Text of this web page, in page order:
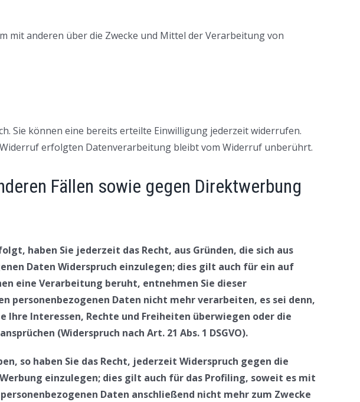
mit anderen über die Zwecke und Mittel der Verarbeitung von
Sie können eine bereits erteilte Einwilligung jederzeit widerrufen.
erfolgten Datenverarbeitung bleibt vom Widerruf unberührt.
Fällen sowie gegen Direktwerbung
haben Sie jederzeit das Recht, aus Gründen, die sich aus
Daten Widerspruch einzulegen; dies gilt auch für ein auf
eine Verarbeitung beruht, entnehmen Sie dieser
personenbezogenen Daten nicht mehr verarbeiten, es sei denn,
Interessen, Rechte und Freiheiten überwiegen oder die
(Widerspruch nach Art. 21 Abs. 1 DSGVO).
so haben Sie das Recht, jederzeit Widerspruch gegen die
einzulegen; dies gilt auch für das Profiling, soweit es mit
Daten anschließend nicht mehr zum Zwecke